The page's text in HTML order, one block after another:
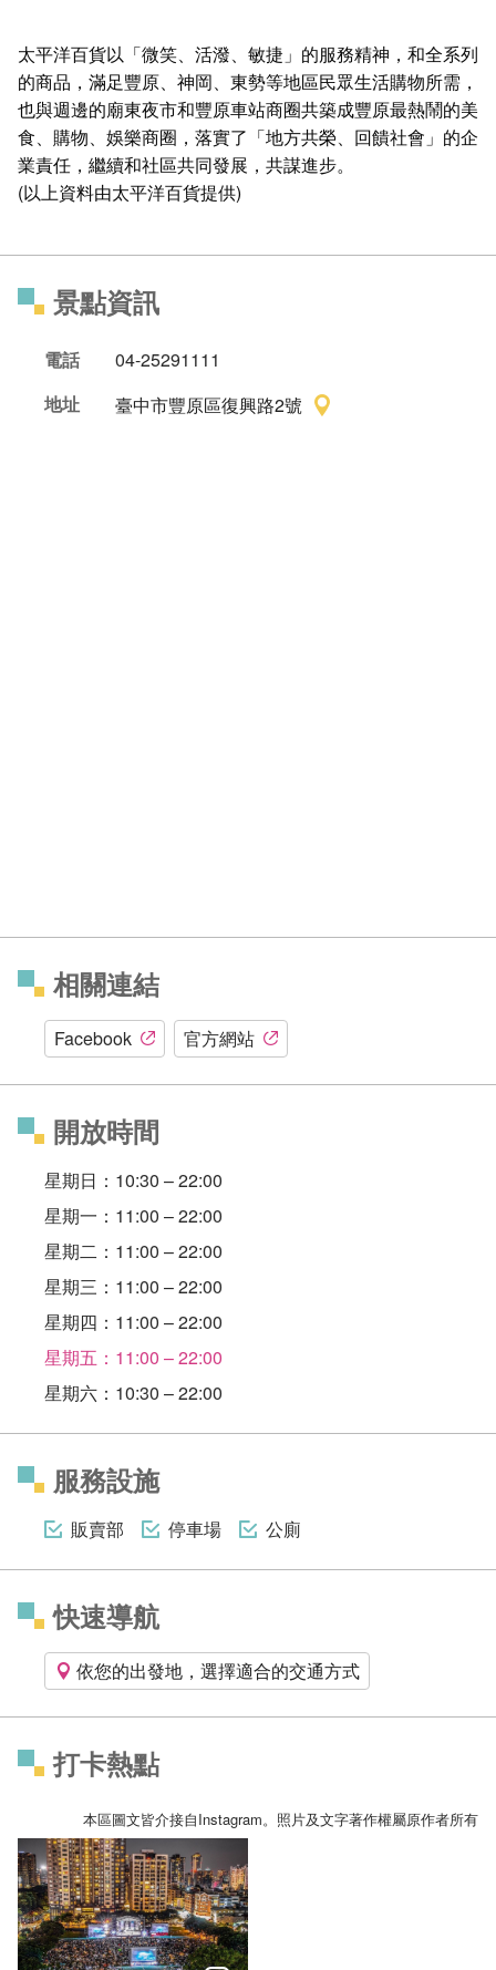
太平洋百貨以「微笑、活潑、敏捷」的服務精神，和全系列
的商品，滿足豐原、神岡、東勢等地區民眾生活購物所需，
也與週邊的廟東夜市和豐原車站商圈共築成豐原最熱鬧的美
食、購物、娛樂商圈，落實了「地方共榮、回饋社會」的企
業責任，繼續和社區共同發展，共謀進步。
(以上資料由太平洋百貨提供)
景點資訊
電話
04-25291111
地址
臺中市豐原區復興路2號
相關連結
Facebook 官方網站
開放時間
星期日：10:30 – 22:00
星期一：11:00 – 22:00
星期二：11:00 – 22:00
星期三：11:00 – 22:00
星期四：11:00 – 22:00
星期五：11:00 – 22:00
星期六：10:30 – 22:00
服務設施
販賣部 停車場 公廁
快速導航
依您的出發地，選擇適合的交通方式
打卡熱點
本區圖文皆介接自Instagram。照片及文字著作權屬原作者所有